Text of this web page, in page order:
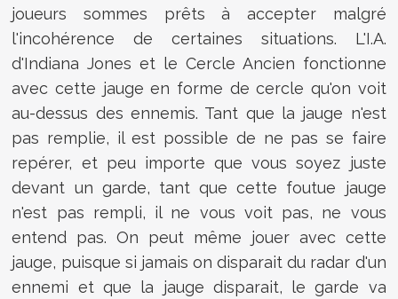
joueurs sommes prêts à accepter malgré
l'incohérence de certaines situations. L'I.A.
d'Indiana Jones et le Cercle Ancien fonctionne
avec cette jauge en forme de cercle qu'on voit
au-dessus des ennemis. Tant que la jauge n'est
pas remplie, il est possible de ne pas se faire
repérer, et peu importe que vous soyez juste
devant un garde, tant que cette foutue jauge
n'est pas rempli, il ne vous voit pas, ne vous
entend pas. On peut même jouer avec cette
jauge, puisque si jamais on disparait du radar d'un
ennemi et que la jauge disparait, le garde va